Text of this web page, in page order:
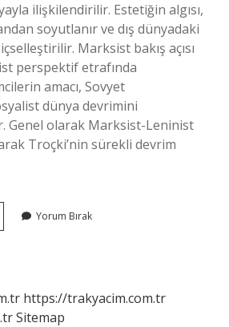
ilişkilendirilir. Estetiğin algısı,
soyutlanır ve dış dünyadaki
Marksist bakış açısı
perspektif etrafında
amacı, Sovyet
dünya devrimini
Genel olarak Marksist-Leninist
Troçki’nin sürekli devrim
Yorum Bırak
https://trakyacim.com.tr
Sitemap